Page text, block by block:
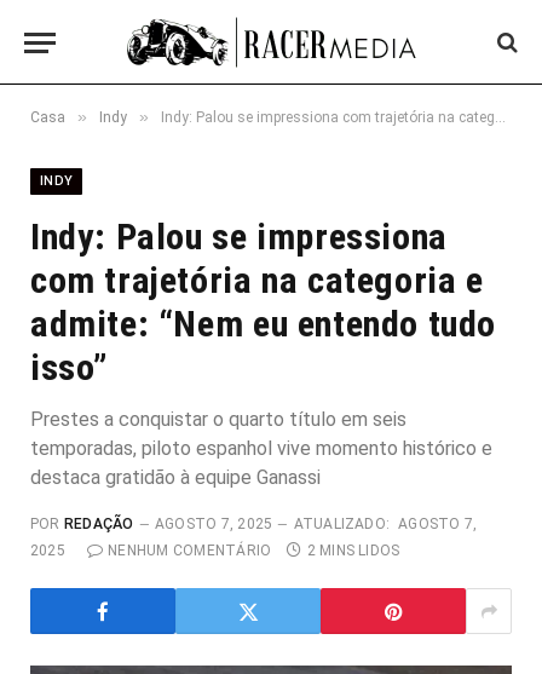
Casa » Indy » Indy: Palou se impressiona com trajetória na categoria e admite: “Nem eu entendo tudo isso”
INDY
Indy: Palou se impressiona
com trajetória na categoria e
admite: “Nem eu entendo tudo
isso”
Prestes a conquistar o quarto título em seis
temporadas, piloto espanhol vive momento histórico e
destaca gratidão à equipe Ganassi
POR REDAÇÃO AGOSTO 7, 2025 ATUALIZADO: AGOSTO 7,
2025
NENHUM COMENTÁRIO 2 MINS LIDOS